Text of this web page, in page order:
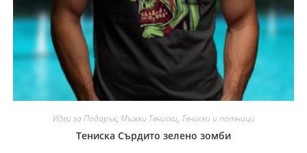
Идеи за Подарък, Мъжки Тениски, Тениски и потници
Тениска Сърдито зелено зомби